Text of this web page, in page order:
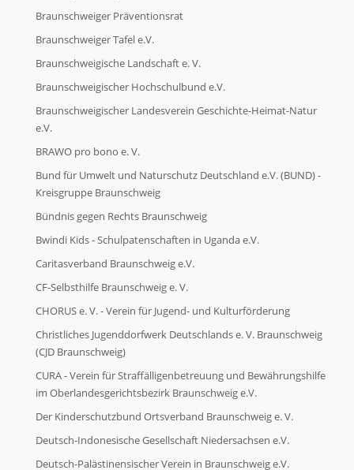
Wir über uns
Wir über uns
FAQ
Kontakt
Kontakt
Braunschweiger Präventionsrat
Braunschweiger Tafel e.V.
Braunschweigische Landschaft e. V.
Braunschweigischer Hochschulbund e.V.
Braunschweigischer Landesverein Geschichte-Heimat-Natur
e.V.
BRAWO pro bono e. V.
Bund für Umwelt und Naturschutz Deutschland e.V. (BUND) -
Kreisgruppe Braunschweig
Bündnis gegen Rechts Braunschweig
Bwindi Kids - Schulpatenschaften in Uganda e.V.
Caritasverband Braunschweig e.V.
CF-Selbsthilfe Braunschweig e. V.
CHORUS e. V. - Verein für Jugend- und Kulturförderung
Christliches Jugenddorfwerk Deutschlands e. V. Braunschweig
(CJD Braunschweig)
CURA - Verein für Straffälligenbetreuung und Bewährungshilfe
im Oberlandesgerichtsbezirk Braunschweig e.V.
Der Kinderschutzbund Ortsverband Braunschweig e. V.
Deutsch-Indonesische Gesellschaft Niedersachsen e.V.
Deutsch-Palästinensischer Verein in Braunschweig e.V.